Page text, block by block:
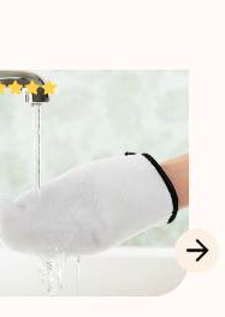
och om
har ännu större